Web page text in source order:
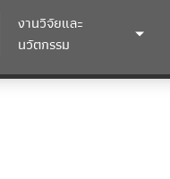
งานวิจัยและ
นวัตกรรม